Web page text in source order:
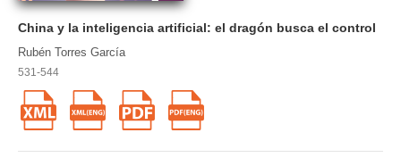
China y la inteligencia artificial: el dragón busca el control
Rubén Torres García
531-544